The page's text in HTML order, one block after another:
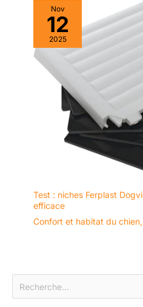
Nov
12
2025
Test : niches Ferplast
efficace
Confort et habitat du chien,